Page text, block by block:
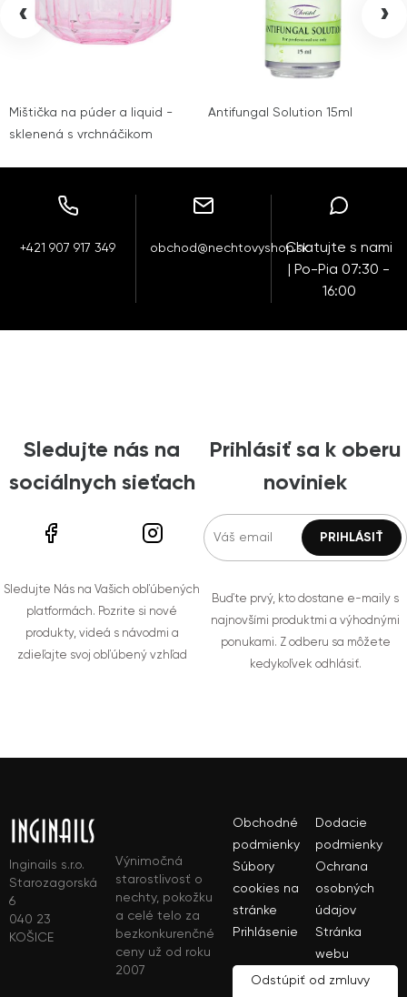
Mištička na púder a liquid -
sklenená s vrchnáčikom
Antifungal Solution 15ml
‹ ›
+421 907 917 349 obchod@nechtovyshop.skChatujte s nami
| Po-Pia 07:30 -
16:00
Sledujte nás na
sociálnych sieťach
Sledujte Nás na Vašich obľúbených
platformách. Pozrite si nové
produkty, videá s návodmi a
zdieľajte svoj obľúbený vzhľad
Prihlásiť sa k oberu
noviniek
Buďte prvý, kto dostane e-maily s
najnovšími produktmi a výhodnými
ponukami. Z odberu sa môžete
kedykoľvek odhlásiť.
Inginails s.r.o.
Starozagorská
6
040 23
KOŠICE
Výnimočná
starostlivosť o
nechty, pokožku
a celé telo za
bezkonkurenčné
ceny už od roku
2007
Obchodné
podmienky
Dodacie
podmienky
Súbory
cookies na
stránke
Ochrana
osobných
údajov
Prihlásenie
Stránka
webu
Odstúpiť od zmluvy